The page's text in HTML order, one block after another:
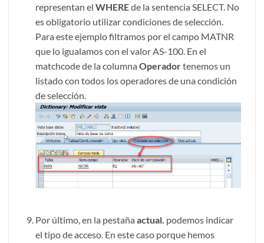
representan el WHEREde la sentencia SELECT. No
es obligatorio utilizar condiciones de selección.
Para este ejemplo filtramos por el campo MATNR
que lo igualamos con el valor AS-100. En el
matchcode de la columna Operadortenemos un
listado con todos los operadores de una condición
de selección.
Por último, en la pestaña actual. podemos indicar
el tipo de acceso. En este caso porque hemos